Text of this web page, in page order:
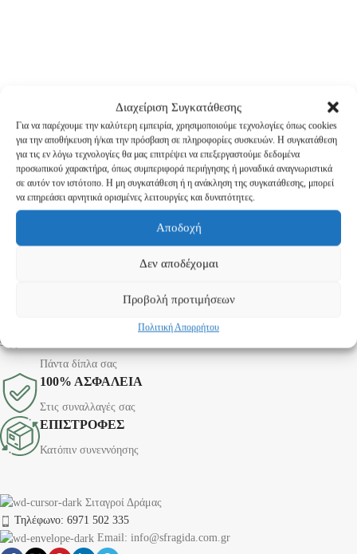
Διαχείριση Συγκατάθεσης
Για να παρέχουμε την καλύτερη εμπειρία, χρησιμοποιούμε τεχνολογίες όπως cookies
για την αποθήκευση ή/και την πρόσβαση σε πληροφορίες συσκευών. Η συγκατάθεση
για τις εν λόγω τεχνολογίες θα μας επιτρέψει να επεξεργαστούμε δεδομένα
προσωπικού χαρακτήρα, όπως συμπεριφορά περιήγησης ή μοναδικά αναγνωριστικά
σε αυτόν τον ιστότοπο. Η μη συγκατάθεση ή η ανάκληση της συγκατάθεσης, μπορεί
να επηρεάσει αρνητικά ορισμένες λειτουργίες και δυνατότητες.
Αποδοχή
Δεν αποδέχομαι
Προβολή προτιμήσεων
Πολιτική Απορρήτου
Πάντα δίπλα σας
100% ΑΣΦΑΛΕΙΑ
Στις συναλλαγές σας
ΕΠΙΣΤΡΟΦΕΣ
Κατόπιν συνεννόησης
Σιταγροί Δράμας
Τηλέφωνο: 6971 502 335
Email: info@sfragida.com.gr